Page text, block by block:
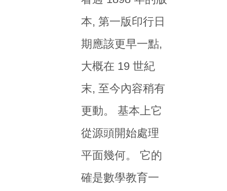
本, 第一版印行日
期應該更早一點,
大概在 19 世紀
末, 至今內容稍有
更動。 基本上它
從源頭開始處理
平面幾何。 它的
確是數學教育一